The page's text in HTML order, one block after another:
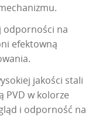
odporności na
efektowną
jakości stali
PVD w kolorze
i odporność na